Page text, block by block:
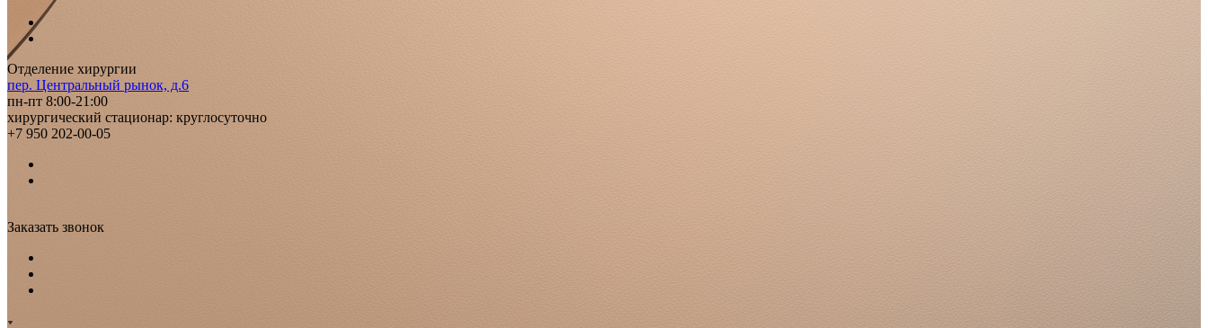
Отделение хирургии
пер. Центральный рынок, д.6
пн-пт 8:00-21:00
хирургический стационар: круглосуточно
+7 950 202-00-05
Заказать звонок